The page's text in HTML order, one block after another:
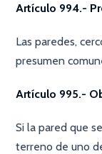
Artículo 994.-
Las paredes,
presumen
Artículo 995.-
Si la pared que
terreno de uno